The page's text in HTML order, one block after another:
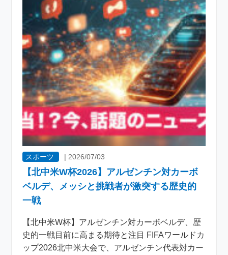
スポーツ | 2026/07/03
【北中米W杯2026】アルゼンチン対カーボ
ベルデ、メッシと挑戦者が激突する歴史的
一戦
【北中米W杯】アルゼンチン対カーボベルデ、歴
史的一戦目前に高まる期待と注目 FIFAワールドカ
ップ2026北中米大会で、アルゼンチン代表対カー